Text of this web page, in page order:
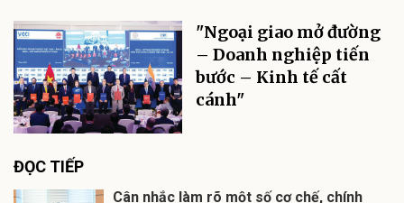
"Ngoại giao mở đường
– Doanh nghiệp tiến
bước – Kinh tế cất
cánh"
ĐỌC TIẾP
Cân nhắc làm rõ một số cơ chế, chính